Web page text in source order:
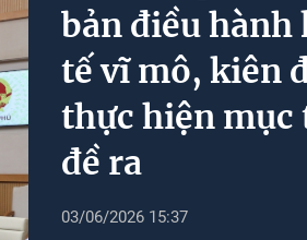
bản điều hành
tế vĩ mô, kiên
thực hiện mục
đề ra
03/06/2026 15:37